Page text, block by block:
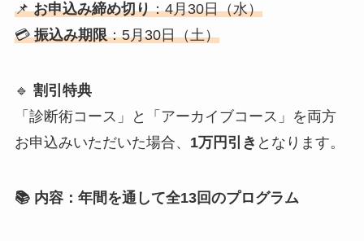
📌お申込み締め切り：4月30日（水）
💳振込み期限：5月30日（土）
🔹 割引特典
「診断術コース」と「アーカイブコース」を両方
お申込みいただいた場合、 1万円引き となります。
📚 内容：年間を通して全13回のプログラム